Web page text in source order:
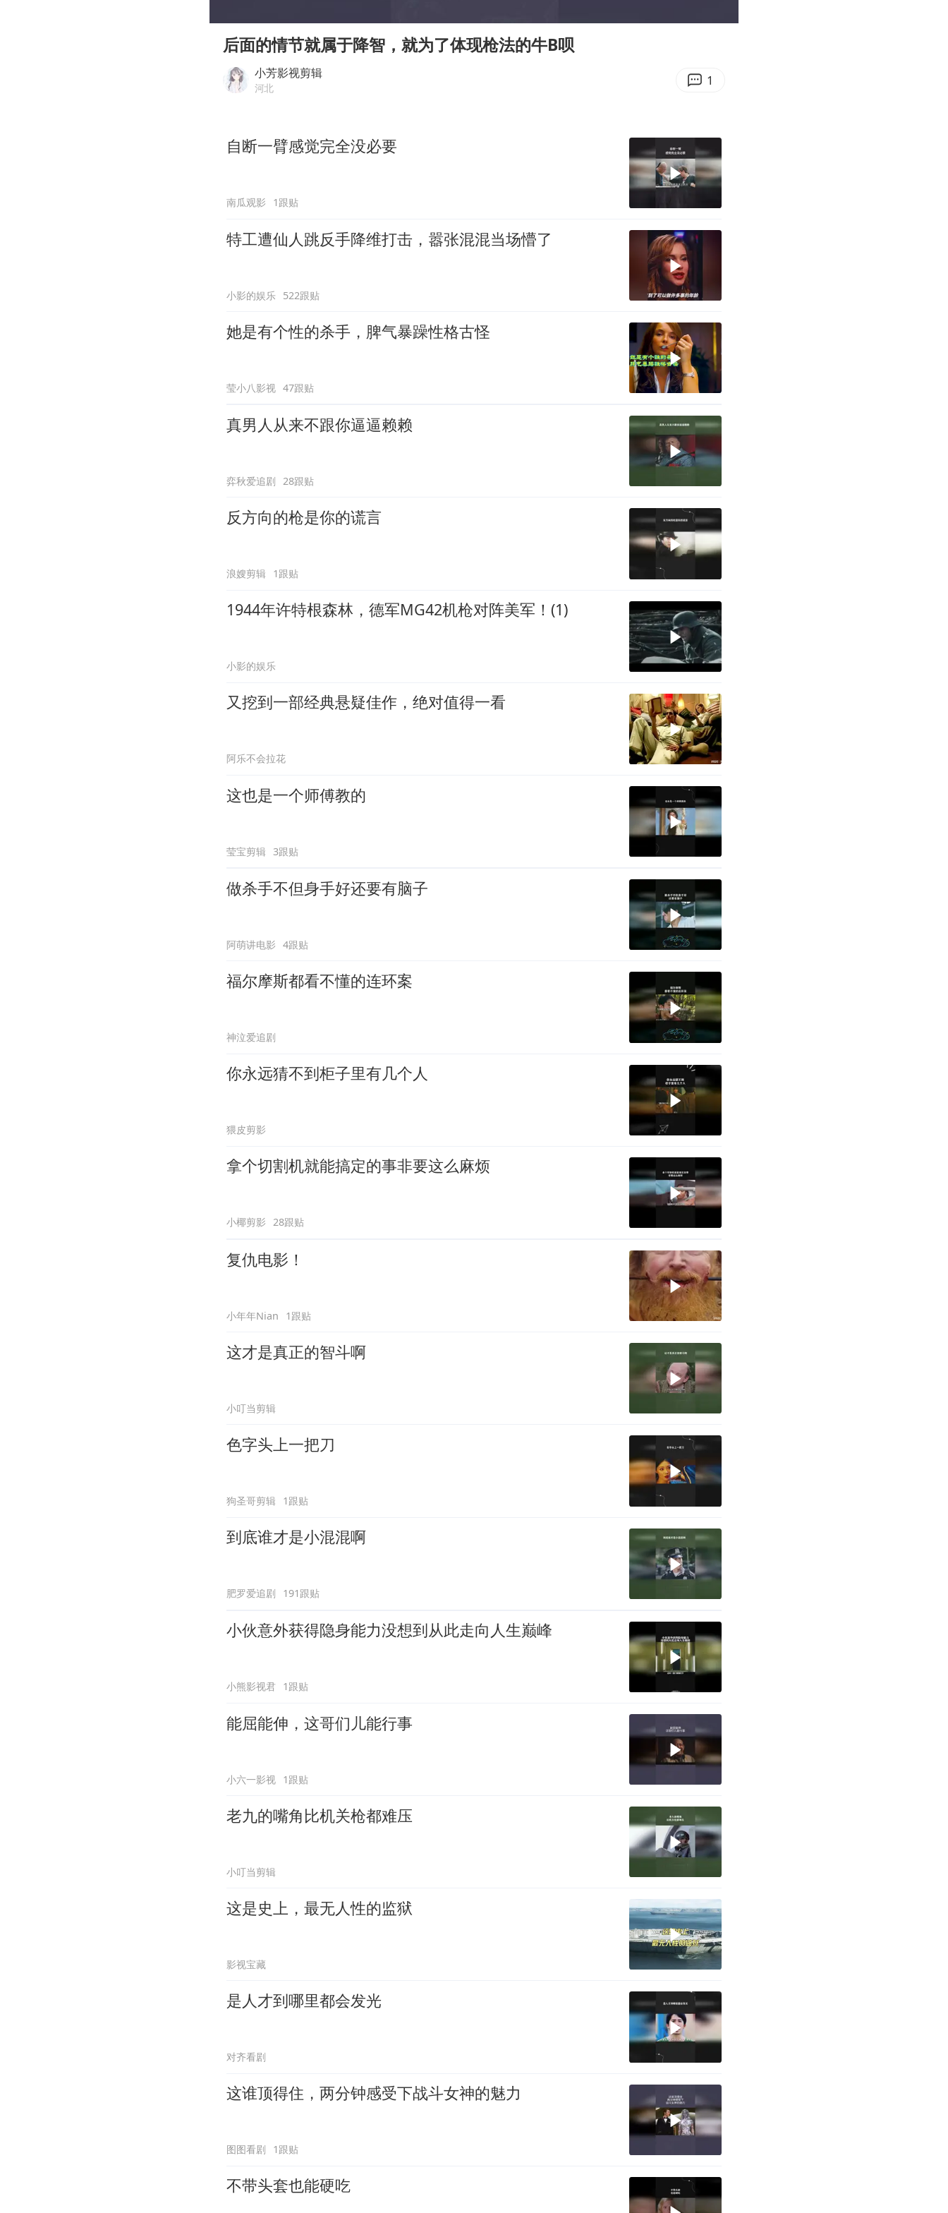
郑国霖回应去景区上班被保安拦下
后面的情节就属于降智，就为了体现枪法的牛B呗
小芳影视剪辑
河北 1
自断一臂感觉完全没必要
南瓜观影 1跟贴
特工遭仙人跳反手降维打击，嚣张混混当场懵了
小影的娱乐 522跟贴
她是有个性的杀手，脾气暴躁性格古怪
莹小八影视 47跟贴
真男人从来不跟你逼逼赖赖
弈秋爱追剧 28跟贴
反方向的枪是你的谎言
浪嫂剪辑 1跟贴
1944年许特根森林，德军MG42机枪对阵美军！(1)
小影的娱乐
又挖到一部经典悬疑佳作，绝对值得一看
阿乐不会拉花
这也是一个师傅教的
莹宝剪辑 3跟贴
做杀手不但身手好还要有脑子
阿萌讲电影 4跟贴
福尔摩斯都看不懂的连环案
神泣爱追剧
你永远猜不到柜子里有几个人
猥皮剪影
拿个切割机就能搞定的事非要这么麻烦
小椰剪影 28跟贴
复仇电影！
小年年Nian 1跟贴
这才是真正的智斗啊
小叮当剪辑
色字头上一把刀
狗圣哥剪辑 1跟贴
到底谁才是小混混啊
肥罗爱追剧 191跟贴
小伙意外获得隐身能力没想到从此走向人生巅峰
小熊影视君 1跟贴
能屈能伸，这哥们儿能行事
小六一影视 1跟贴
老九的嘴角比机关枪都难压
小叮当剪辑
这是史上，最无人性的监狱
影视宝藏
是人才到哪里都会发光
对齐看剧
这谁顶得住，两分钟感受下战斗女神的魅力
图图看剧 1跟贴
不带头套也能硬吃